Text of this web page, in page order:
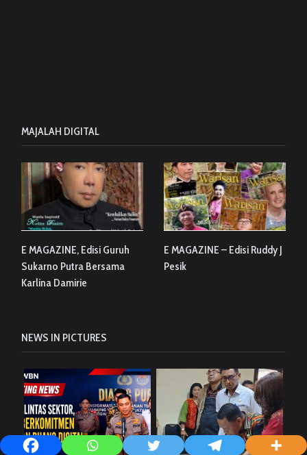
MAJALAH DIGITAL
E MAGAZINE, Edisi Guruh
Sukarno Putra Bersama
Karlina Damirie
E MAGAZINE – Edisi Ruddy J
Pesik
NEWS IN PICTURES